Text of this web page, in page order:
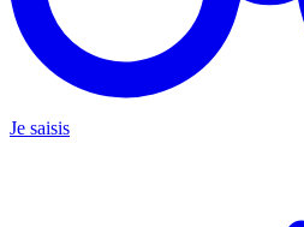
Je saisis